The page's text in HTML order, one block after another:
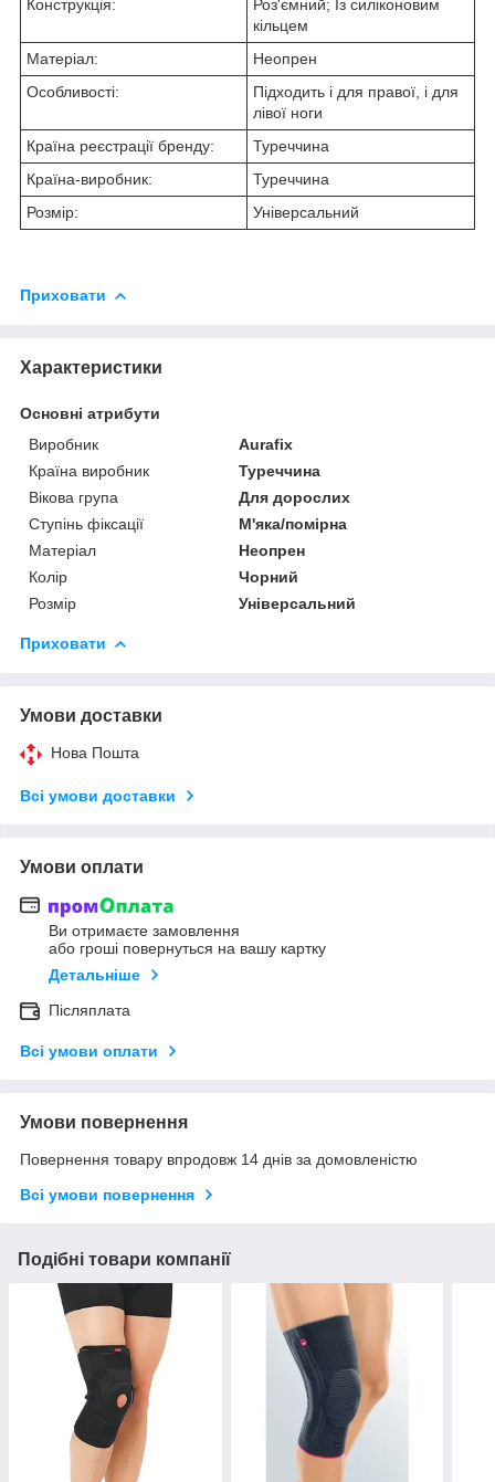
Конструкція:
Роз'ємний; Із силіконовим
кільцем
Матеріал:
Неопрен
Особливості:
Підходить і для правої, і для
лівої ноги
Країна реєстрації бренду:
Туреччина
Країна-виробник:
Туреччина
Розмір:
Універсальний
Приховати
Характеристики
Основні атрибути
Виробник
Aurafix
Країна виробник
Туреччина
Вікова група
Для дорослих
Ступінь фіксації
М'яка/помірна
Матеріал
Неопрен
Колір
Чорний
Розмір
Універсальний
Приховати
Умови доставки
Нова Пошта
Всі умови доставки
Умови оплати
Ви отримаєте замовлення
або гроші повернуться на вашу картку
Детальніше
Післяплата
Всі умови оплати
Умови повернення
Повернення товару впродовж 14 днів за домовленістю
Всі умови повернення
Подібні товари компанії